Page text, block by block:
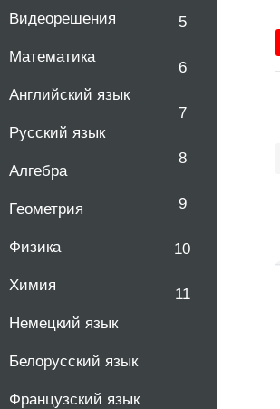
Видеорешения
Математика
Английский язык
Русский язык
Алгебра
Геометрия
Физика
Химия
Немецкий язык
Белорусский язык
Французский язык
5
6
7
8
9
10
11